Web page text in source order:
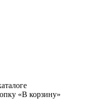
«В корзину»